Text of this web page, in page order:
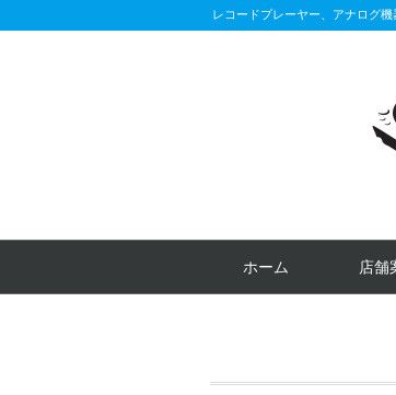
レコードプレーヤー、アナログ
ホーム 店舗